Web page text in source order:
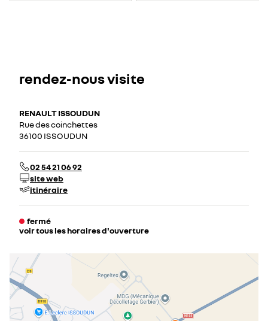
rendez-nous visite
RENAULT ISSOUDUN
Rue des coinchettes
36100 ISSOUDUN
02 54 21 06 92
site web
itinéraire
fermé
voir tous les horaires d'ouverture
mardi
08:30 - 12:0014:00 - 19:00
mercredi
jeudi
vendredi
14:00 - 19:00
samedi
09:00 - 12:00
14:00 - 18:00
dimanche